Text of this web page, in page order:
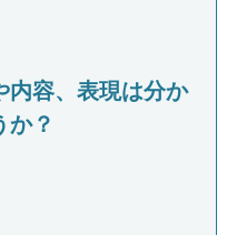
内容、表現は分か
か？